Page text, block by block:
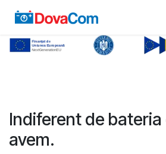
Indiferent de
avem.